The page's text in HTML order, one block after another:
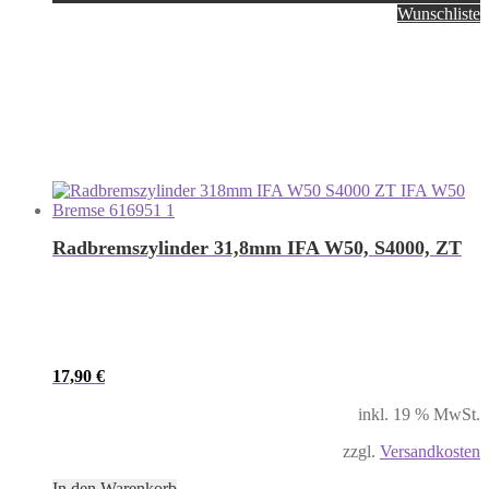
Wunschliste
Radbremszylinder 31,8mm IFA W50, S4000, ZT
17,90 €
inkl. 19 % MwSt.
zzgl. Versandkosten